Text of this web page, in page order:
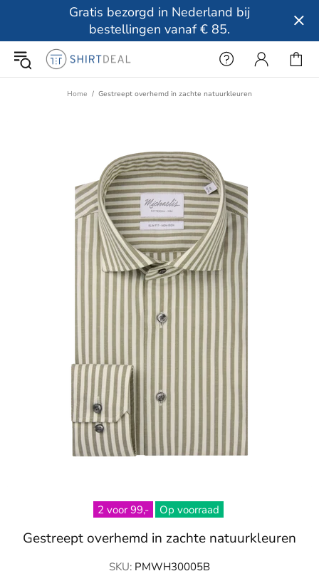
Gratis bezorgd in Nederland bij
bestellingen vanaf € 85.
Home Gestreept overhemd in zachte natuurkleuren
2 voor 99,- Op voorraad
Gestreept overhemd in zachte natuurkleuren
SKU: PMWH30005B